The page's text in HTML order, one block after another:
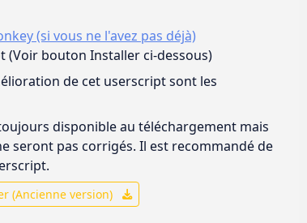
(si vous ne l'avez pas déjà)
(Voir bouton Installer ci-dessous)
de cet userscript sont les
disponible au téléchargement mais
seront pas corrigés. Il est recommandé de
(Ancienne version)